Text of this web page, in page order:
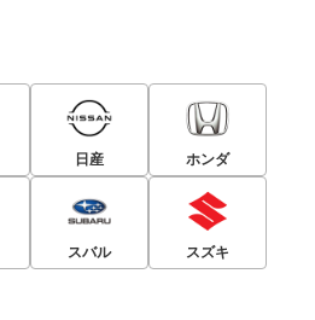
日産 ホンダ
スバル スズキ